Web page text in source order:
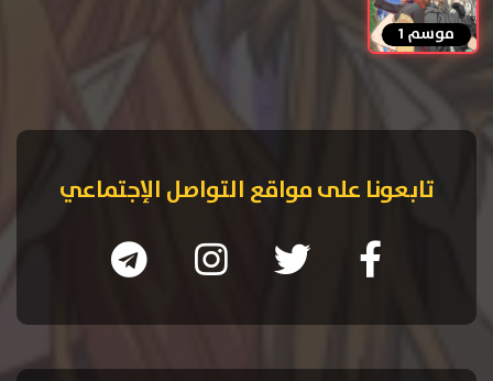
موسم 1
تابعونا على مواقع التواصل الإجتماعي